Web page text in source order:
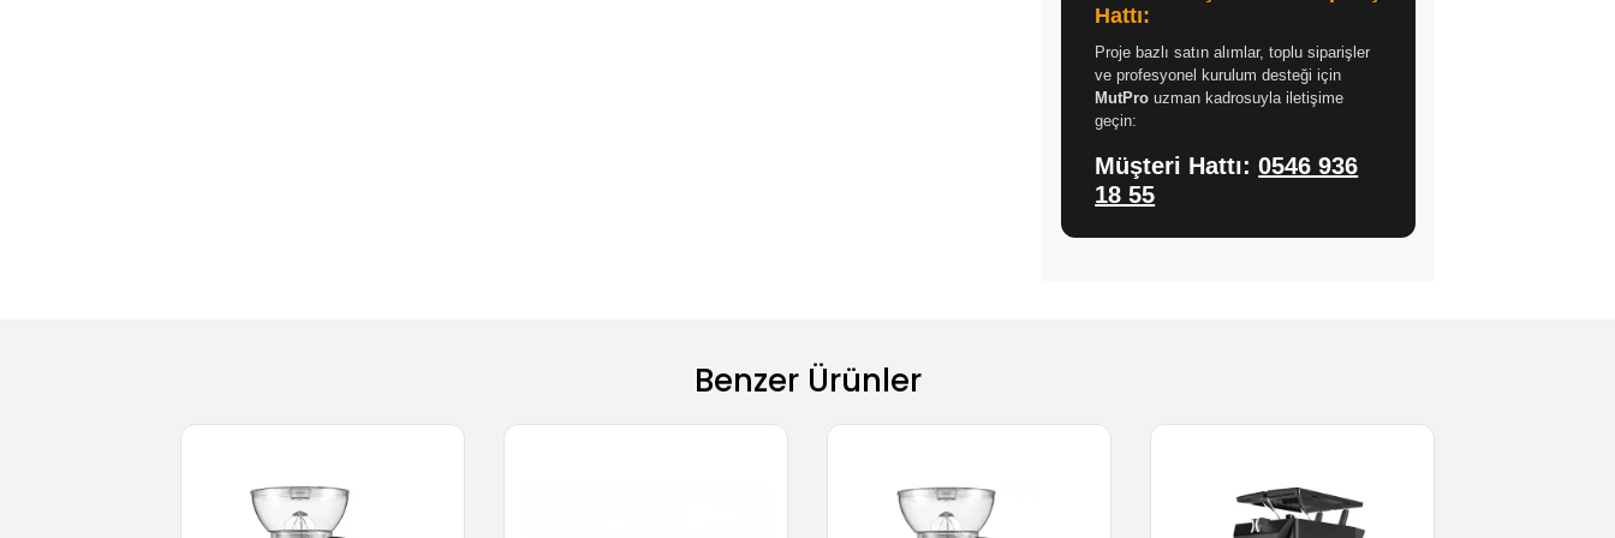
Hattı:
Proje bazlı satın alımlar, toplu siparişler
ve profesyonel kurulum desteği için
MutPro uzman kadrosuyla iletişime
geçin:
Müşteri Hattı:0546 936
18 55
Benzer Ürünler